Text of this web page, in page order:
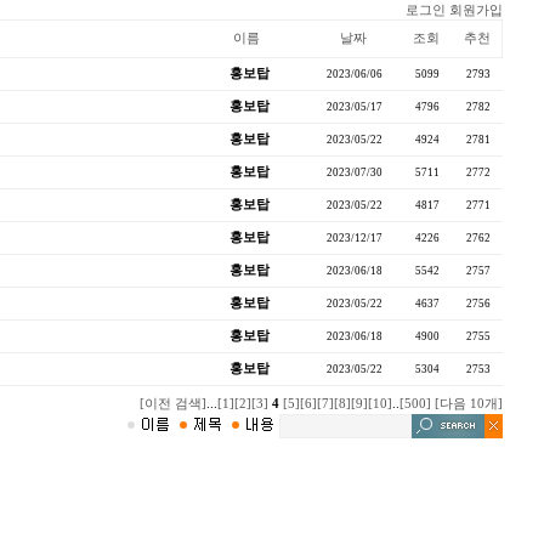
로그인 회원가입
이름 날짜 조회 추천
홍보탑 2023/06/06 5099 2793
홍보탑 2023/05/17 4796 2782
홍보탑 2023/05/22 4924 2781
홍보탑 2023/07/30 5711 2772
홍보탑 2023/05/22 4817 2771
홍보탑 2023/12/17 4226 2762
홍보탑 2023/06/18 5542 2757
홍보탑 2023/05/22 4637 2756
홍보탑 2023/06/18 4900 2755
홍보탑 2023/05/22 5304 2753
[이전 검색] [1] [2] [3] 4 [5] [6] [7] [8] [9] [10] [500] [다음 10개]